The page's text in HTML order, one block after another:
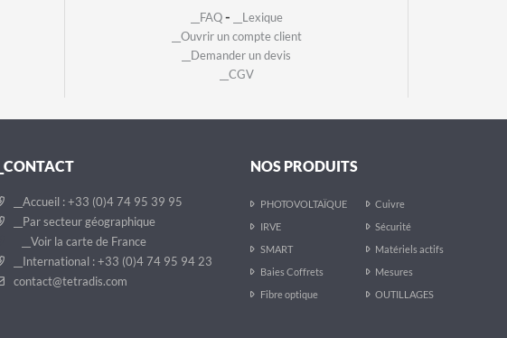
__FAQ-
__Lexique
__Ouvrir un compte client
__Demander un devis
__CGV
__CONTACT
__Accueil : +33 (0)4 74 95 39 95
__Par secteur géographique
__Voir la carte de France
__International : +33 (0)4 74 95 94 23
contact@tetradis.com
NOS PRODUITS
PHOTOVOLTAÏQUE
IRVE
SMART
Baies Coffrets
Fibre optique
Cuivre
Sécurité
Matériels actifs
Mesures
OUTILLAGES